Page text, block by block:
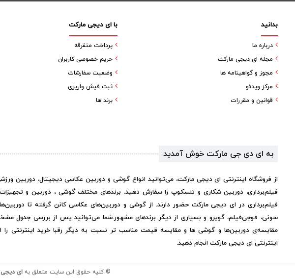
با ای دیجی مارکت
پرداخت متفرقه
حریم خصوصی کاربران
وضعیت سفارشات
ثبت فیش واریزی
برند ها
بدانید
درباره ما
مجله ای دیجی مارکت
مجوز و گواهینامه ها
مرکز ویدئو
قوانین و مقررات
به ای دی جی مارکت خوش آمدید
از فروشگاه اینترنتی ای دیجی مارکت، می‌توانید انواع گوشی و دوربین عکاسی دیجیتال، دوربین
فیلم‌برداری، دوربین شکاری و تلسکوپ را سفارش دهید. برندهای مختلف گوشی ، دوربین و
فیلم‌برداری در ای دیجی مارکت حضور دارند. از گوشی و دوربین‌های عکاسی کانن گرفته تا
سونی، فوجی‌فیلم، گوپرو و بسیاری از دیگر برندهای مشهور.شما می‌توانید پس از بررسی جدول
مقایسه‌ی دوربین‌ها و گوشی ها و مقایسه قیمت مناسب تر نسبت به دیگر رقبا خرید اینترنتی را
اینترنتی ای دیجی مارکت انجام دهید.
© کلیه حقوق این سایت متعلق به ای